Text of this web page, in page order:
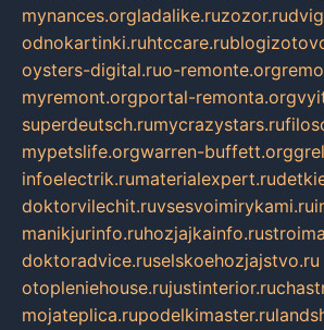
mynances.orgladalike.ruzozor.ru
odnokartinki.ruhtccare.ru
oysters-digital.ruo-remonte.org
myremont.orgportal-remonta.org
superdeutsch.rumycrazystars.ru
mypetslife.orgwarren-buffett.org
infoelectrik.rumaterialexpert.ru
doktorvilechit.ruvsesvoimirykami.ru
manikjurinfo.ruhozjajkainfo.ru
doktoradvice.ruselskoehozjajstvo.ru
otopleniehouse.rujustinterior.ru
mojateplica.rupodelkimaster.ru